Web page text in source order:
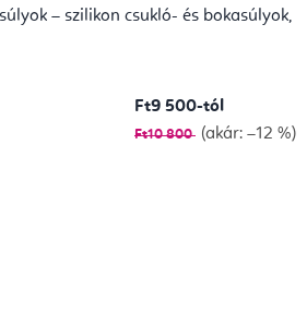
– szilikon csukló- és bokasúlyok,
Ft9 500-tól
Ft10 800 (akár: –12 %)